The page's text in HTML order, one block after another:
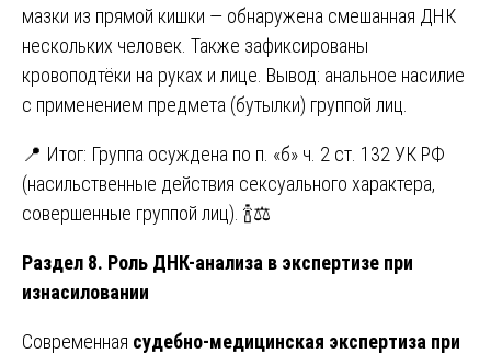
мазки из прямой кишки — обнаружена смешанная ДНК
нескольких человек. Также зафиксированы
кровоподтёки на руках и лице. Вывод: анальное насилие
с применением предмета (бутылки) группой лиц.
📍 Итог: Группа осуждена по п. «б» ч. 2 ст. 132 УК РФ
(насильственные действия сексуального характера,
совершенные группой лиц). 🍾⚖️
Раздел 8. Роль ДНК-анализа в экспертизе при
изнасиловании
Современная судебно-медицинская экспертиза при